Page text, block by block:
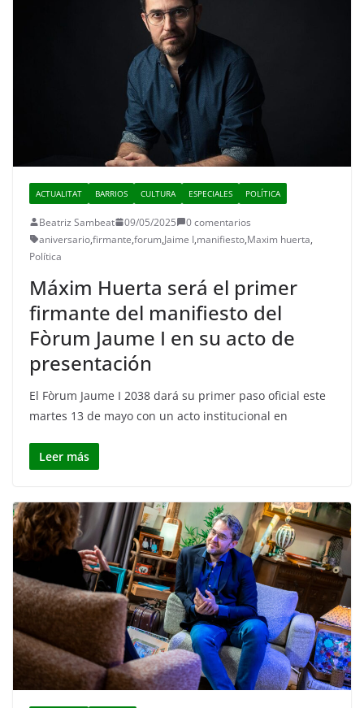
ACTUALITAT BARRIOS CULTURA ESPECIALES POLÍTICA
Beatriz Sambeat 09/05/2025
0 comentarios
aniversario,firmante,forum,Jaime I,manifiesto,Maxim huerta,
Política
Máxim Huerta será el primer
firmante del manifiesto del
Fòrum Jaume I en su acto de
presentación
El Fòrum Jaume I 2038 dará su primer paso oficial este
martes 13 de mayo con un acto institucional en
Leer más